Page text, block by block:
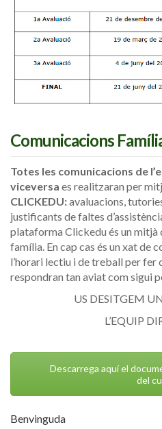
Comunicacions
Totes les comunicacions de
viceversa es realitzaran per
CLICKEDU:avaluacions,
justificants de faltes
plataforma Clickedu és un
família. En cap cas és un xat de
l’horari lectiu i de treball per fer
respondran tan aviat com sigui
US DESITGEM
L’EQUIP
Descarrega aquí el
del
Benvinguda